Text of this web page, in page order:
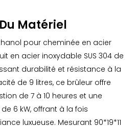
Matériel
pour cheminée en acier
en acier inoxydable SUS 304 de
durabilité et résistance à la
de 9 litres, ce brûleur offre
de 7 à 10 heures et une
6 kW, offrant à la fois
luxueuse. Mesurant 90*19*11